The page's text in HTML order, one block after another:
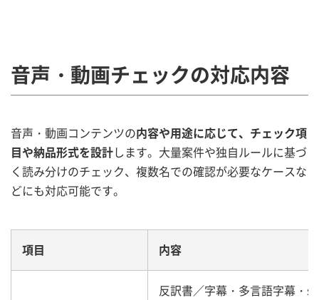
音声・動画チェックの対応内容
音声・動画コンテンツの内容や用途に応じて、チェック項
目や納品形式を設計します。大量案件や独自ルールに基づ
く読み分けのチェック、複数名での確認が必要なケースな
どにも対応可能です。
項目 内容
反訳書／字幕・多言語字幕・